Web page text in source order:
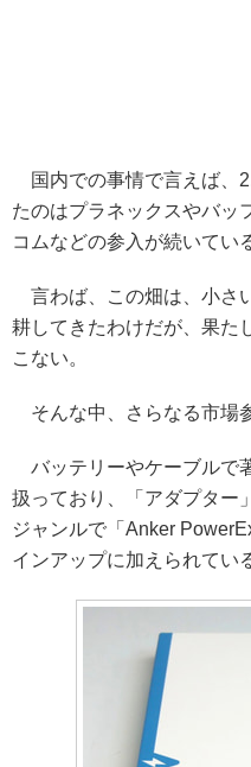
国内での事情で言えば、
たのはプラネックスやバッ
コムなどの参入が続いてい
言わば、この畑は、小さ
耕してきたわけだが、果た
こない。
そんな中、さらなる市場
バッテリーやケーブルで
扱っており、「アダプター
ジャンルで「Anker
インアップに加えられてい